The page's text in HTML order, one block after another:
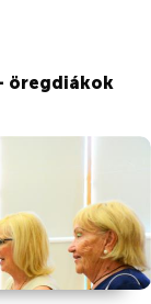
öregdiákok